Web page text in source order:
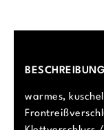
BESCHREIBUNG
warmes,